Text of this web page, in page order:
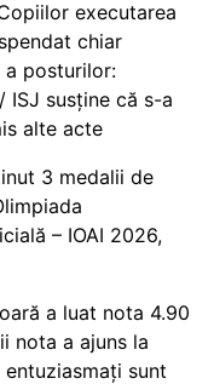
executarea
chiar
a posturilor:
ISJ susține că s-a
alte acte
3 medalii de
– IOAI 2026,
a luat nota 4.90
nota a ajuns la
sunt